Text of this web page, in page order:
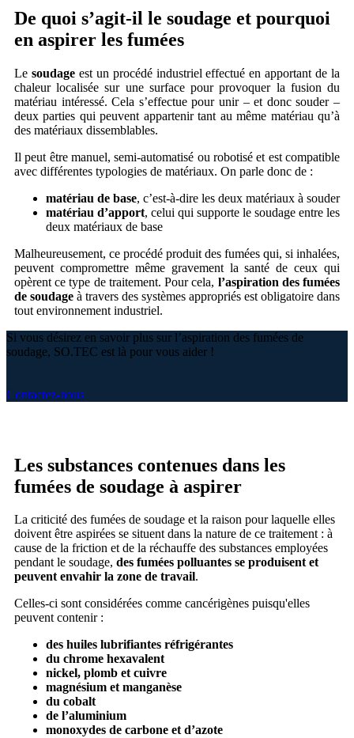
De quoi s’agit-il le soudage et pourquoi
en aspirer les fumées
Le soudageest un procédé industriel effectué en apportant de la
chaleur localisée sur une surface pour provoquer la fusion du
matériau intéressé. Cela s’effectue pour unir – et donc souder –
deux parties qui peuvent appartenir tant au même matériau qu’à
des matériaux dissemblables.
Il peut être manuel, semi-automatisé ou robotisé et est compatible
avec différentes typologies de matériaux. On parle donc de :
matériau de base, c’est-à-dire les deux matériaux à souder
matériau d’apport, celui qui supporte le soudage entre les
deux matériaux de base
Malheureusement, ce procédé produit des fumées qui, si inhalées,
peuvent compromettre même gravement la santé de ceux qui
opèrent ce type de traitement. Pour cela, l’aspiration des fumées
de soudage à travers des systèmes appropriés est obligatoire dans
tout environnement industriel.
Si vous désirez en savoir plus sur l’aspiration des fumées de
soudage, SO.TEC est là pour vous aider !
Contactez-nous
Les substances contenues dans les
fumées de soudage à aspirer
La criticité des fumées de soudage et la raison pour laquelle elles
doivent être aspirées se situent dans la nature de ce traitement : à
cause de la friction et de la réchauffe des substances employées
pendant le soudage, des fumées polluantes se produisent et
peuvent envahir la zone de travail.
Celles-ci sont considérées comme cancérigènes puisqu'elles
peuvent contenir :
des huiles lubrifiantes réfrigérantes
du chrome hexavalent
nickel, plomb et cuivre
magnésium et manganèse
du cobalt
de l’aluminium
monoxydes de carbone et d’azote